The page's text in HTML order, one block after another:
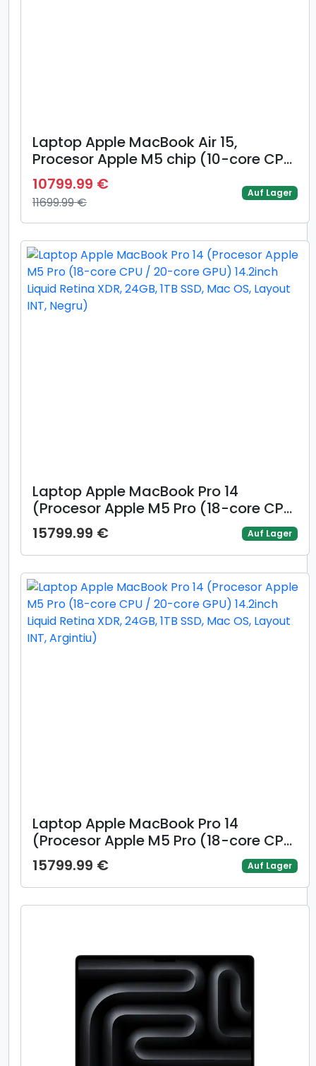
Laptop Apple MacBook Air 15,
Procesor Apple M5 chip (10-core CPU,
10-core GPU), 15.3inch Liquid Retina,
16GB, 1TB, layout INT, Mac OS
(Albastru deschis)
10799.99 €
11699.99 €
Auf Lager
Laptop Apple MacBook Pro 14
(Procesor Apple M5 Pro (18-core CPU
/ 20-core GPU) 14.2inch Liquid Retina
XDR, 24GB, 1TB SSD, Mac OS, Layout
INT, Negru)
15799.99 € Auf Lager
Laptop Apple MacBook Pro 14
(Procesor Apple M5 Pro (18-core CPU
/ 20-core GPU) 14.2inch Liquid Retina
XDR, 24GB, 1TB SSD, Mac OS, Layout
INT, Argintiu)
15799.99 € Auf Lager